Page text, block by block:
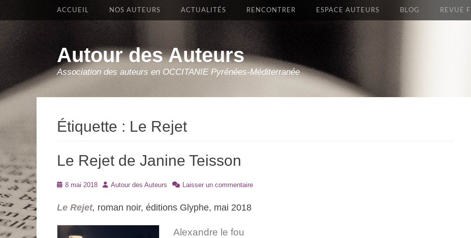
Autour des Auteurs
Association des auteurs en OCCITANIE Pyrénées-Méditerranée
Premier Menu
Aller
ACCUEIL NOS AUTEURS ACTUALITÉS RENCONTRER ESPACE AUTEURS BLOG REVUE
Étiquette : Le Rejet
Le Rejet de Janine Teisson
Posté8 mai 2018 Auteur
Autour des Auteurs Laisser un commentaire
Le Rejet, roman noir, éditions Glyphe, mai 2018
Alexandre le fou